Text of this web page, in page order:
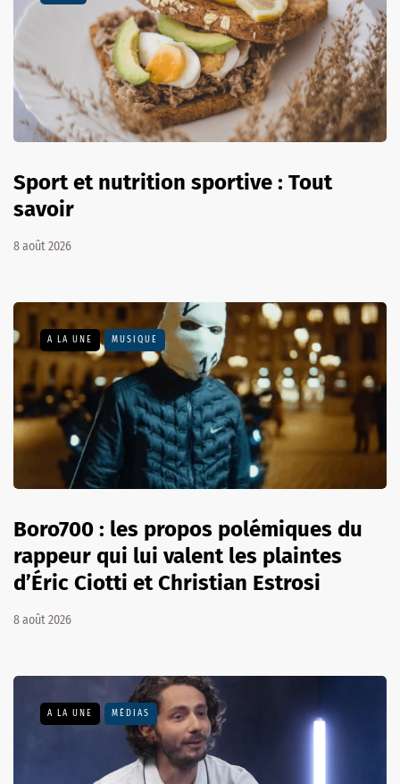
Sport et nutrition sportive : Tout
savoir
8 août 2026
A LA UNE MUSIQUE
Boro700 : les propos polémiques du
rappeur qui lui valent les plaintes
d’Éric Ciotti et Christian Estrosi
8 août 2026
A LA UNE MÉDIAS